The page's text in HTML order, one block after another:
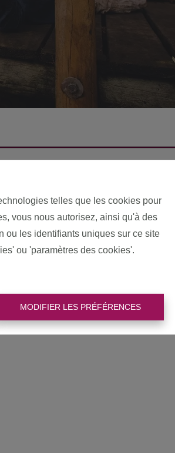
telles que les cookies pour
vous nous autorisez, ainsi qu'à des
ou les identifiants uniques sur ce site
ou 'paramètres des cookies'.
MODIFIER LES PRÉFÉRENCES